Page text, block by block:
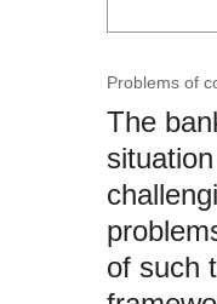
Problems of
The
of such